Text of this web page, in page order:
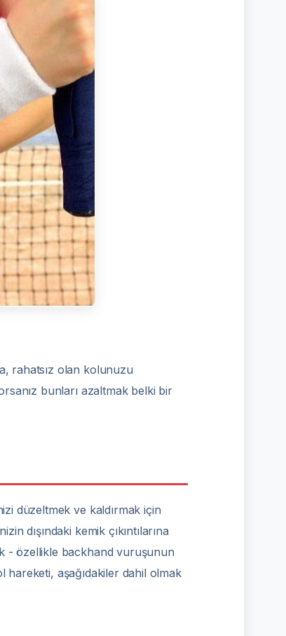
rahatsız olan kolunuzu
bunları azaltmak belki bir
düzeltmek ve kaldırmak için
dışındaki kemik çıkıntılarına
- özellikle backhand vuruşunun
aşağıdakiler dahil olmak